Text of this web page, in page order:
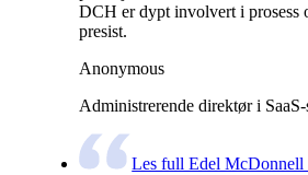
DCH er dypt involvert i
presist.
Anonymous
Administrerende direktør i SaaS-
Les full Edel McDonnell